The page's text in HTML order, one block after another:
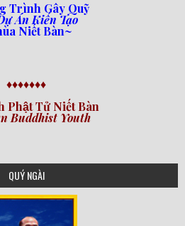
Trình Gây Quỹ
Án Kiến Tạo
Niết Bàn~
♦♦♦♦♦♦♦
Phật Tử Niết Bàn
Buddhist Youth
QUÝ NGÀI